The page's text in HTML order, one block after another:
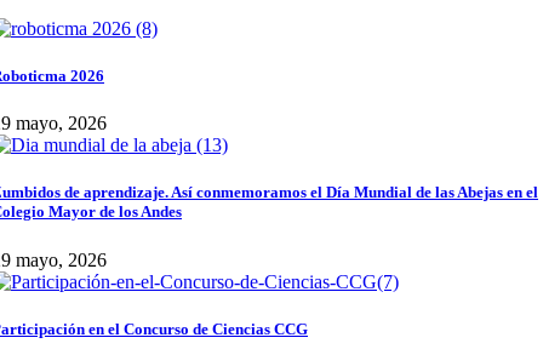
2026
mayo, 2026
de aprendizaje. Así conmemoramos el Día Mundial de las Abejas en el
Mayor de los Andes
mayo, 2026
en el Concurso de Ciencias CCG